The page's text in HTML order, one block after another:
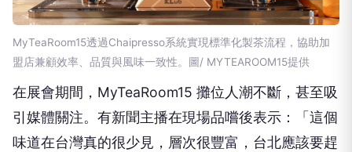
MyTeaRoom15透過Chaipresso系統實現標準化製茶流程，協助加
盟店兼顧效率、品質與風味一致性。圖/ MYTEAROOM15提供
在展會期間，MyTeaRoom15 攤位人潮不斷，甚至吸
引媒體關注。有新聞主播在現場品嚐後表示：「這個
味道在台灣真的很少見，層次很豐富，台北應該要趕